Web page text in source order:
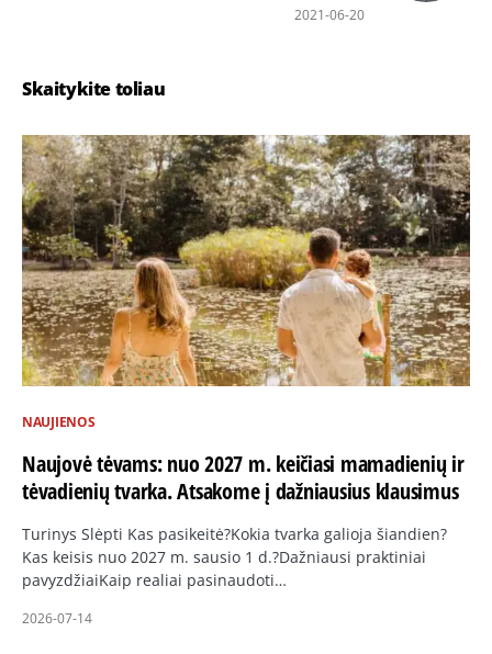
2021-06-20
Skaitykite toliau
NAUJIENOS
Naujovė tėvams: nuo 2027 m. keičiasi mamadienių ir
tėvadienių tvarka. Atsakome į dažniausius klausimus
Turinys Slėpti Kas pasikeitė?Kokia tvarka galioja šiandien?
Kas keisis nuo 2027 m. sausio 1 d.?Dažniausi praktiniai
pavyzdžiaiKaip realiai pasinaudoti…
2026-07-14